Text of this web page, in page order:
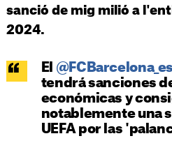
sanció de mig milió a
2024.
El @FCBarcelona_es
tendrá sanciones
económicas y
notablemente una
UEFA por las